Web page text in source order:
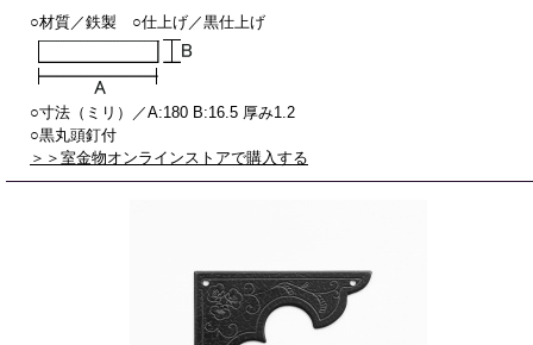
○材質／鉄製 ○仕上げ／黒仕上げ
○寸法（ミリ）／A:180 B:16.5 厚み1.2
○黒丸頭釘付
＞＞室金物オンラインストアで購入する